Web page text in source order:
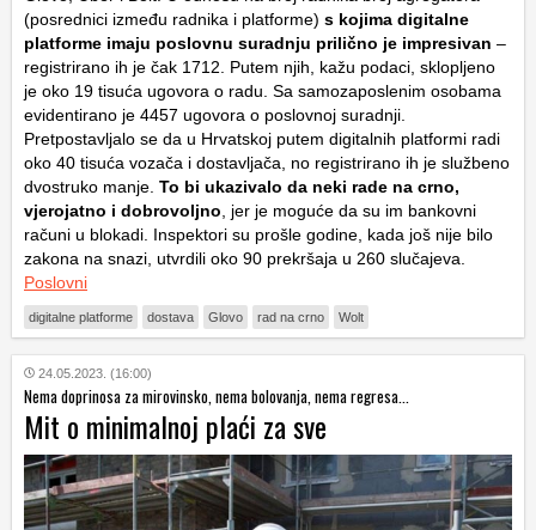
(posrednici između radnika i platforme) s kojima digitalne
platforme imaju poslovnu suradnju prilično je impresivan –
registrirano ih je čak 1712. Putem njih, kažu podaci, sklopljeno
je oko 19 tisuća ugovora o radu. Sa samozaposlenim osobama
evidentirano je 4457 ugovora o poslovnoj suradnji.
Pretpostavljalo se da u Hrvatskoj putem digitalnih platformi radi
oko 40 tisuća vozača i dostavljača, no registrirano ih je službeno
dvostruko manje. To bi ukazivalo da neki rade na crno,
vjerojatno i dobrovoljno , jer je moguće da su im bankovni
računi u blokadi. Inspektori su prošle godine, kada još nije bilo
zakona na snazi, utvrdili oko 90 prekršaja u 260 slučajeva.
Poslovni
digitalne platforme dostava Glovo rad na crno Wolt
24.05.2023. (16:00)
Nema doprinosa za mirovinsko, nema bolovanja, nema regresa...
Mit o minimalnoj plaći za sve